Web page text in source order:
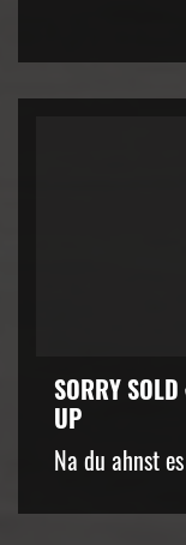
SORRY
UP
Na du ahnst